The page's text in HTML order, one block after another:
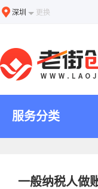
深圳 更换
一般纳税人做
服务分类